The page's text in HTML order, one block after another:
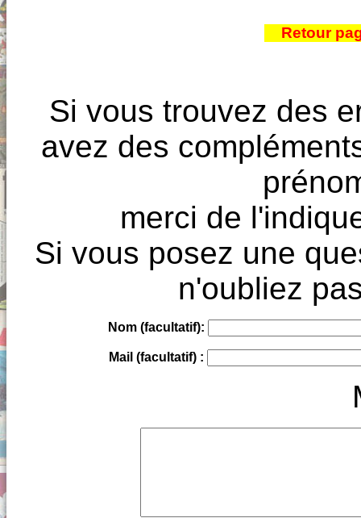
Retour
Si vous trouvez des
avez des
merci de
Si vous posez une
n'oubliez
Nom (facultatif):
Mail (facultatif) :